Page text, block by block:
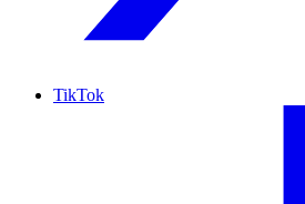
TikTok